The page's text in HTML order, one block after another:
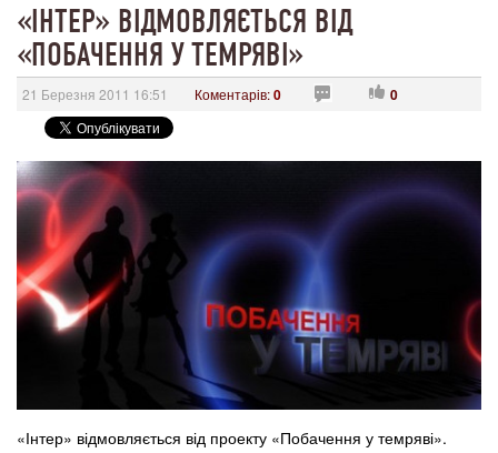
«ІНТЕР» ВІДМОВЛЯЄТЬСЯ ВІД
«ПОБАЧЕННЯ У ТЕМРЯВІ»
21 Березня 2011 16:51 Коментарів:0 0
«Інтер» відмовляється від проекту «Побачення у темряві».